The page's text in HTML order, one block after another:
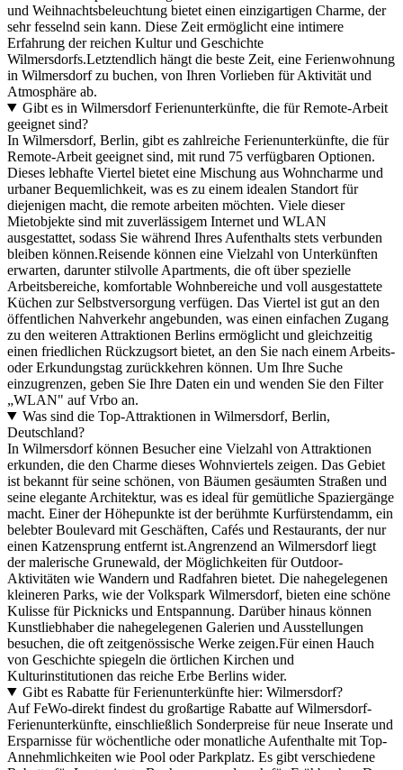
und Weihnachtsbeleuchtung bietet einen einzigartigen Charme, der
sehr fesselnd sein kann. Diese Zeit ermöglicht eine intimere
Erfahrung der reichen Kultur und Geschichte
Wilmersdorfs.Letztendlich hängt die beste Zeit, eine Ferienwohnung
in Wilmersdorf zu buchen, von Ihren Vorlieben für Aktivität und
Atmosphäre ab.
Gibt es in Wilmersdorf Ferienunterkünfte, die für Remote-Arbeit
geeignet sind?
In Wilmersdorf, Berlin, gibt es zahlreiche Ferienunterkünfte, die für
Remote-Arbeit geeignet sind, mit rund 75 verfügbaren Optionen.
Dieses lebhafte Viertel bietet eine Mischung aus Wohncharme und
urbaner Bequemlichkeit, was es zu einem idealen Standort für
diejenigen macht, die remote arbeiten möchten. Viele dieser
Mietobjekte sind mit zuverlässigem Internet und WLAN
ausgestattet, sodass Sie während Ihres Aufenthalts stets verbunden
bleiben können.Reisende können eine Vielzahl von Unterkünften
erwarten, darunter stilvolle Apartments, die oft über spezielle
Arbeitsbereiche, komfortable Wohnbereiche und voll ausgestattete
Küchen zur Selbstversorgung verfügen. Das Viertel ist gut an den
öffentlichen Nahverkehr angebunden, was einen einfachen Zugang
zu den weiteren Attraktionen Berlins ermöglicht und gleichzeitig
einen friedlichen Rückzugsort bietet, an den Sie nach einem Arbeits-
oder Erkundungstag zurückkehren können. Um Ihre Suche
einzugrenzen, geben Sie Ihre Daten ein und wenden Sie den Filter
„WLAN" auf Vrbo an.
Was sind die Top-Attraktionen in Wilmersdorf, Berlin,
Deutschland?
In Wilmersdorf können Besucher eine Vielzahl von Attraktionen
erkunden, die den Charme dieses Wohnviertels zeigen. Das Gebiet
ist bekannt für seine schönen, von Bäumen gesäumten Straßen und
seine elegante Architektur, was es ideal für gemütliche Spaziergänge
macht. Einer der Höhepunkte ist der berühmte Kurfürstendamm, ein
belebter Boulevard mit Geschäften, Cafés und Restaurants, der nur
einen Katzensprung entfernt ist.Angrenzend an Wilmersdorf liegt
der malerische Grunewald, der Möglichkeiten für Outdoor-
Aktivitäten wie Wandern und Radfahren bietet. Die nahegelegenen
kleineren Parks, wie der Volkspark Wilmersdorf, bieten eine schöne
Kulisse für Picknicks und Entspannung. Darüber hinaus können
Kunstliebhaber die nahegelegenen Galerien und Ausstellungen
besuchen, die oft zeitgenössische Werke zeigen.Für einen Hauch
von Geschichte spiegeln die örtlichen Kirchen und
Kulturinstitutionen das reiche Erbe Berlins wider.
Gibt es Rabatte für Ferienunterkünfte hier: Wilmersdorf?
Auf FeWo-direkt findest du großartige Rabatte auf Wilmersdorf-
Ferienunterkünfte, einschließlich Sonderpreise für neue Inserate und
Ersparnisse für wöchentliche oder monatliche Aufenthalte mit Top-
Annehmlichkeiten wie Pool oder Parkplatz. Es gibt verschiedene